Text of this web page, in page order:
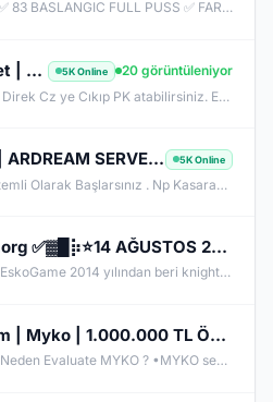
✅ SULTANKO.COM ✅ 83 BASLANGIC FULL PUSS ✅ FARM PK SERVER ✅⭐ 29.05.2026 22:00 OFFICIAL ⭐ DELTASOFT⭐
KnightGame.Net | +10 +5 PK SERVER | FULL PUS BASLANGIC | Hersey Ücretsiz | Her Gün IRK Var 5K Online
20 görüntüleniyor
83 Lvl Hazır İtem ile Direk Cz ye Cıkıp PK atabilirsiniz. EXP Kas , İtem kas gibi dert yok .
Knight-59.Net | ARDREAM SERVER | HAZIR ITEM PK | Hersey Ücretsiz | 5K Online
59 Lvl Hazir +8 +3 İtemli Olarak Başlarsınız . Np Kasarak +4 ve +9 İtem alabilirsiniz. Yıllardır Açık.
✪ ✅EskoGame.org ✅▓█⡷⭐14 AĞUSTOS 22.00⭐⢾█▓✅ERKEN KAYITA VİP PAKET HEDİYE !✅▓█⡷👉 v25XX FARM 👈
EskoGame 2014 yılından beri knight online pvp sektöründe kesintisiz hizmet vermektedir. Aktif sunucuları +1000 Gündür onlinedir, yeni sunucular senede 1 kere açılır, takipde kalın!
EvaluateKO.com | Myko | 1.000.000 TL Ödül Havuzu | Official : 14 Ağustos 2026 -Cuma 21:00!
Neden Evaluate MYKO ? •MYKO sektöründe tecrübeli ve güçlü yönetim •Oyuncu geri bildirimlerine önem veren şeffaf yapı •Play to Win odaklı sistem anlayışı •Dengeli ekonomi ve sürdürülebilir oyun yapısı •Uzun soluklu, plansız kapanma riski olmayan sunucu vizyonu ️Neden VACS Client? Evaluate MYKOKO’da VACS Client altyapısı tercih edilmiştir. Bunun başlıca sebepleri: •4K Client EXE desteği ile yüksek stabilite •Uyumlu sistemlerde 1.000+ FPS performans •Virüssüz, temiz ve optimize edilmiş